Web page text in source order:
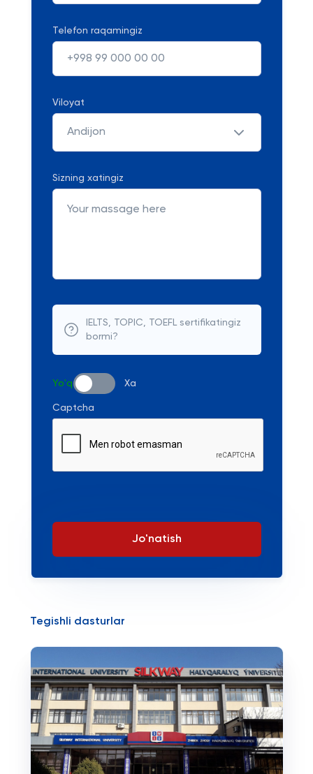
Telefon raqamingiz
Viloyat
Andijon
Sizning xatingiz
IELTS, TOPIC, TOEFL sertifikatingiz
bormi?
Yo'q Xa
Captcha
Jo'natish
Tegishli dasturlar